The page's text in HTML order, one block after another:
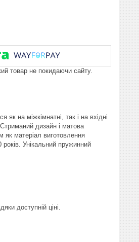
товар не покидаючи сайту.
на міжкімнатні, так і на вхідні
дизайн і матова
як матеріал виготовлення
Унікальний пружинний
доступній ціні.